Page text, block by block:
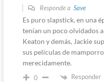
Responde a Save
Es puro slapstick, en una
tenían un poco olvidados
Keaton y demás, Jackie
sus películas de
merecidamente.
0 Responder